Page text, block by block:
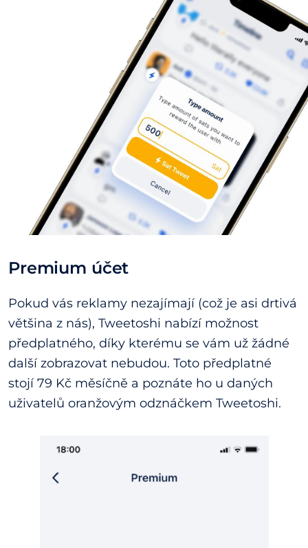
Premium účet
Pokud vás reklamy nezajímají (což je asi drtivá
většina z nás), Tweetoshi nabízí možnost
předplatného, díky kterému se vám už žádné
další zobrazovat nebudou. Toto předplatné
stojí 79 Kč měsíčně a poznáte ho u daných
uživatelů oranžovým odznáčkem Tweetoshi.